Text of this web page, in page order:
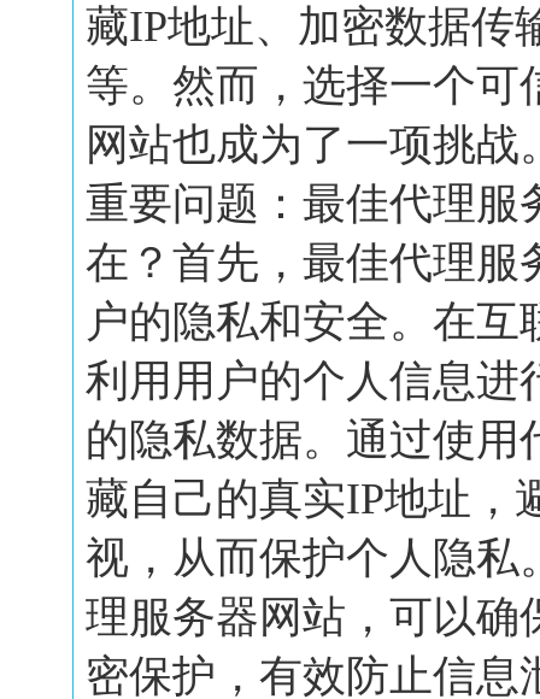
藏IP地址、加密数据传
等。然而，选择一个可
网站也成为了一项挑
重要问题：最佳代理服
在？首先，最佳代理服
户的隐私和安全。在
利用用户的个人信息进
的隐私数据。通过使
藏自己的真实IP地址，
视，从而保护个人隐私
理服务器网站，可以确
密保护，有效防止信